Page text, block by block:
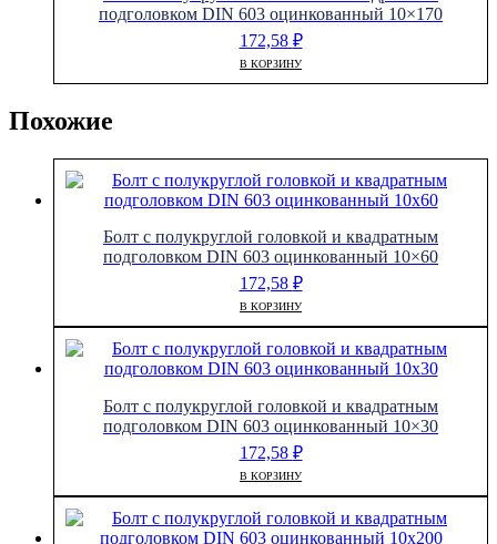
подголовком DIN 603 оцинкованный 10×170
172,58 ₽
В КОРЗИНУ
Похожие
Болт с полукруглой головкой и квадратным
подголовком DIN 603 оцинкованный 10×60
172,58 ₽
В КОРЗИНУ
Болт с полукруглой головкой и квадратным
подголовком DIN 603 оцинкованный 10×30
172,58 ₽
В КОРЗИНУ